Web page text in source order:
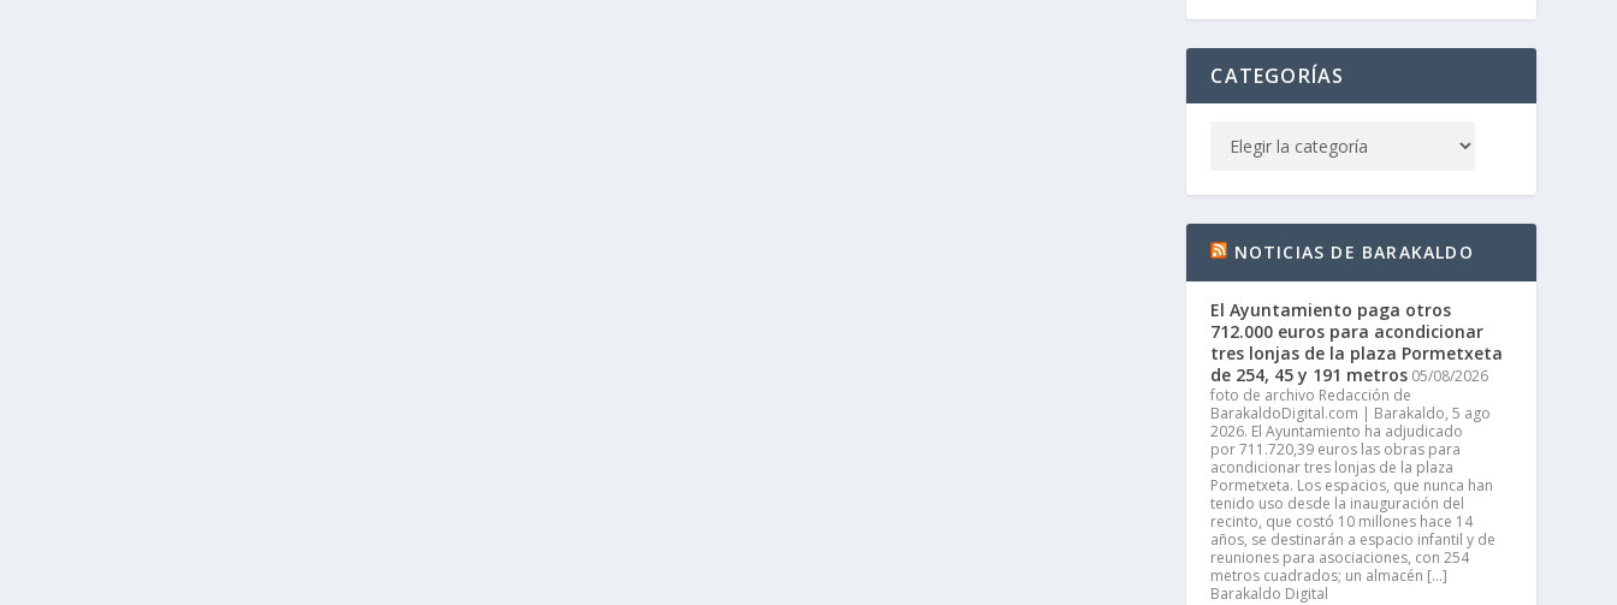
CATEGORÍAS
NOTICIAS DE BARAKALDO
El Ayuntamiento paga otros
712.000 euros para acondicionar
tres lonjas de la plaza Pormetxeta
de 254, 45 y 191 metros 05/08/2026
foto de archivo Redacción de
BarakaldoDigital.com | Barakaldo, 5 ago
2026. El Ayuntamiento ha adjudicado
por 711.720,39 euros las obras para
acondicionar tres lonjas de la plaza
Pormetxeta. Los espacios, que nunca han
tenido uso desde la inauguración del
recinto, que costó 10 millones hace 14
años, se destinarán a espacio infantil y de
reuniones para asociaciones, con 254
metros cuadrados; un almacén […]
Barakaldo Digital